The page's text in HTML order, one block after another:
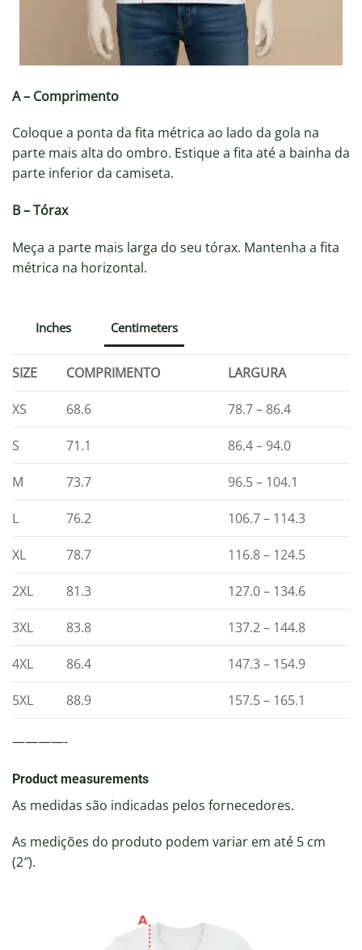
A – Comprimento
Coloque a ponta da fita métrica ao lado da gola na
parte mais alta do ombro. Estique a fita até a bainha da
parte inferior da camiseta.
B – Tórax
Meça a parte mais larga do seu tórax. Mantenha a fita
métrica na horizontal.
Inches Centimeters
SIZE COMPRIMENTO LARGURA
XS 68.6 78.7 – 86.4
S 71.1 86.4 – 94.0
M 73.7 96.5 – 104.1
L 76.2 106.7 – 114.3
XL 78.7 116.8 – 124.5
2XL 81.3 127.0 – 134.6
3XL 83.8 137.2 – 144.8
4XL 86.4 147.3 – 154.9
5XL 88.9 157.5 – 165.1
————-
Product measurements
As medidas são indicadas pelos fornecedores.
As medições do produto podem variar em até 5 cm
(2″).